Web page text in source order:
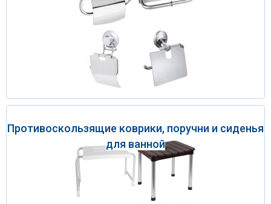
Противоскользящие коврики, поручни и сиденья
для ванной